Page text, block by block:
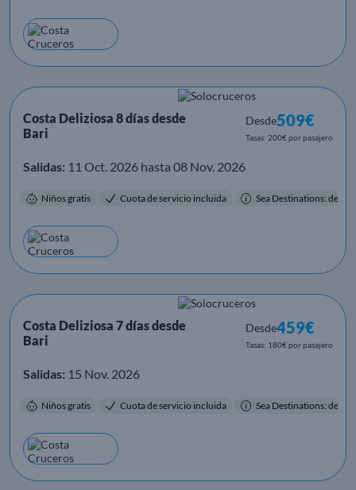
Costa Deliziosa 8 días desde
Bari
Desde509€
Tasas: 200€ por pasajero
Salidas: 11 Oct. 2026 hasta 08 Nov. 2026
Niños gratis Cuota de servicio incluida Sea Destinations:
Costa Deliziosa 7 días desde
Bari
Desde459€
Tasas: 180€ por pasajero
Salidas: 15 Nov. 2026
Niños gratis Cuota de servicio incluida Sea Destinations: